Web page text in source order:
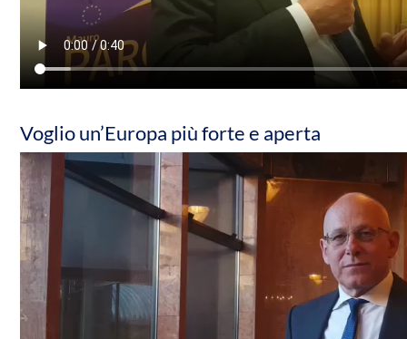
Voglio un’Europa più forte e aperta